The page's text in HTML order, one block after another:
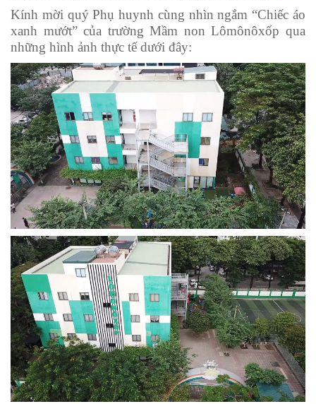
Kính mời quý Phụ huynh cùng nhìn ngắm “Chiếc áo
xanh mướt” của trường Mầm non Lômônôxốp qua
những hình ảnh thực tế dưới đây: